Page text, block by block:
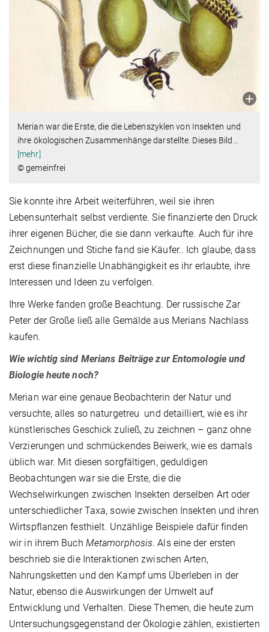
Merian war die Erste, die die Lebenszyklen von Insekten und
ihre ökologischen Zusammenhänge darstellte. Dieses Bild
[mehr]
© gemeinfrei
Sie konnte ihre Arbeit weiterführen, weil sie ihren
Lebensunterhalt selbst verdiente. Sie finanzierte den Druck
ihrer eigenen Bücher, die sie dann verkaufte. Auch für ihre
Zeichnungen und Stiche fand sie Käufer.. Ich glaube, dass
erst diese finanzielle Unabhängigkeit es ihr erlaubte, ihre
Interessen und Ideen zu verfolgen.
Ihre Werke fanden große Beachtung. Der russische Zar
Peter der Große ließ alle Gemälde aus Merians Nachlass
kaufen.
Wie wichtig sind Merians Beiträge zur Entomologie und
Biologie heute noch?
Merian war eine genaue Beobachterin der Natur und
versuchte, alles so naturgetreu und detailliert, wie es ihr
künstlerisches Geschick zuließ, zu zeichnen – ganz ohne
Verzierungen und schmückendes Beiwerk, wie es damals
üblich war. Mit diesen sorgfältigen, geduldigen
Beobachtungen war sie die Erste, die die
Wechselwirkungen zwischen Insekten derselben Art oder
unterschiedlicher Taxa, sowie zwischen Insekten und ihren
Wirtspflanzen festhielt. Unzählige Beispiele dafür finden
wir in ihrem Buch Metamorphosis. Als eine der ersten
beschrieb sie die Interaktionen zwischen Arten,
Nahrungsketten und den Kampf ums Überleben in der
Natur, ebenso die Auswirkungen der Umwelt auf
Entwicklung und Verhalten. Diese Themen, die heute zum
Untersuchungsgegenstand der Ökologie zählen, existierten